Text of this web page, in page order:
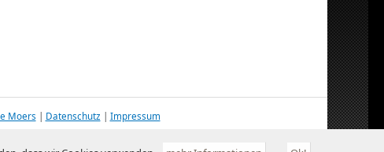
Moers | Datenschutz | Impressum